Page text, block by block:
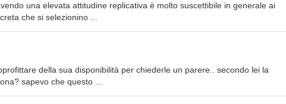
una elevata attitudine replicativa è molto suscettibile in generale ai
che si selezionino ...
della sua disponibilità per chiederle un parere.. secondo lei la
sapevo che questo ...